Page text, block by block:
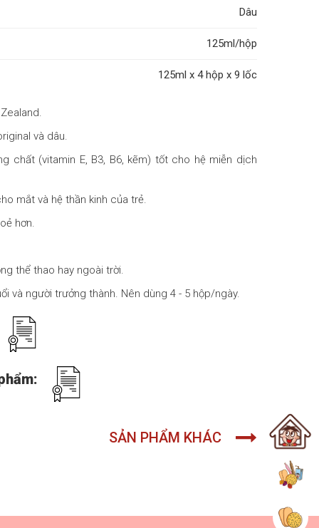
Dâu
125ml/hộp
125ml x 4 hộp x 9 lốc
và dâu.
chất (vitamin E, B3, B6, kẽm) tốt cho hệ miễn dịch
mắt và hệ thần kinh của trẻ.
hơn.
thể thao hay ngoài trời.
và người trưởng thành. Nên dùng 4 - 5 hộp/ngày.
SẢN PHẨM KHÁC Trang chủ
Tất Cả
Bánh gạo